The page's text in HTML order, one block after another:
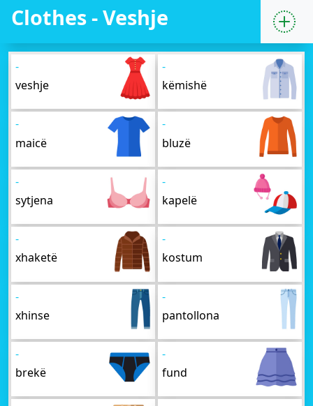
Clothes - Veshje
-
veshje
-
këmishë
-
maicë
-
bluzë
-
sytjena
-
kapelë
-
xhaketë
-
kostum
-
xhinse
-
pantollona
-
brekë
-
fund